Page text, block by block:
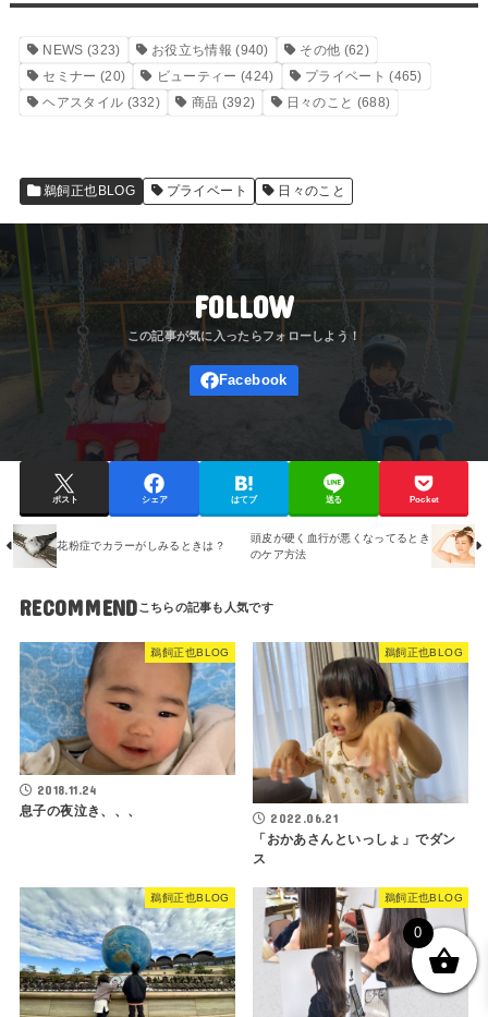
NEWS (323) お役立ち情報 (940) その他 (62)
セミナー (20) ビューティー (424) プライベート (465)
ヘアスタイル (332) 商品 (392) 日々のこと (688)
鵜飼正也BLOG プライベート 日々のこと
FOLLOW
ポスト シェア はてブ 送る Pocket
花粉症でカラーがしみるときは？
頭皮が硬く血行が悪くなってるとき
のケア方法
RECOMMEND
鵜飼正也BLOG
2018.11.24
息子の夜泣き、、、
鵜飼正也BLOG
2022.06.21
「おかあさんといっしょ」でダン
ス
鵜飼正也BLOG 鵜飼正也BLOG
0